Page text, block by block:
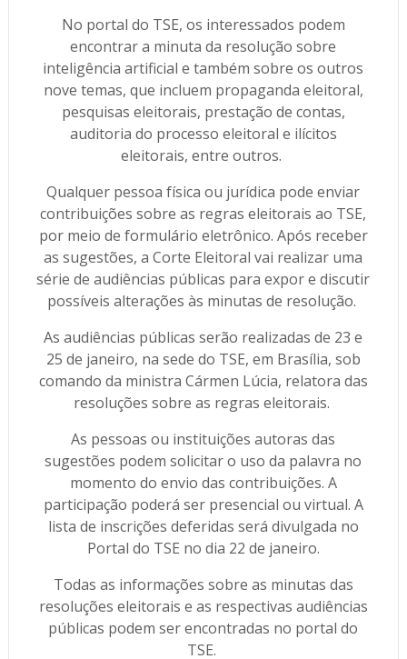
No portal do TSE, os interessados podem
encontrar a minuta da resolução sobre
inteligência artificial e também sobre os outros
nove temas, que incluem propaganda eleitoral,
pesquisas eleitorais, prestação de contas,
auditoria do processo eleitoral e ilícitos
eleitorais, entre outros.
Qualquer pessoa física ou jurídica pode enviar
contribuições sobre as regras eleitorais ao TSE,
por meio de formulário eletrônico. Após receber
as sugestões, a Corte Eleitoral vai realizar uma
série de audiências públicas para expor e discutir
possíveis alterações às minutas de resolução.
As audiências públicas serão realizadas de 23 e
25 de janeiro, na sede do TSE, em Brasília, sob
comando da ministra Cármen Lúcia, relatora das
resoluções sobre as regras eleitorais.
As pessoas ou instituições autoras das
sugestões podem solicitar o uso da palavra no
momento do envio das contribuições. A
participação poderá ser presencial ou virtual. A
lista de inscrições deferidas será divulgada no
Portal do TSE no dia 22 de janeiro.
Todas as informações sobre as minutas das
resoluções eleitorais e as respectivas audiências
públicas podem ser encontradas no portal do
TSE.